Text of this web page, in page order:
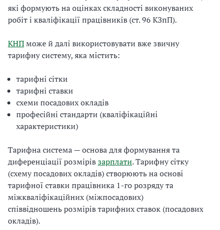
які формують на оцінках складності виконуваних
робіт і кваліфікації працівників (ст. 96 КЗпП).
КНПможе й далі використовувати вже звичну
тарифну систему, яка містить:
тарифні сітки
тарифні ставки
схеми посадових окладів
професійні стандарти (кваліфікаційні
характеристики)
Тарифна система — основа для формування та
диференціації розмірівзарплати. Тарифну сітку
(схему посадових окладів) створюють на основі
тарифної ставки працівника 1-го розряду та
міжкваліфікаційних (міжпосадових)
співвідношень розмірів тарифних ставок (посадових
окладів).